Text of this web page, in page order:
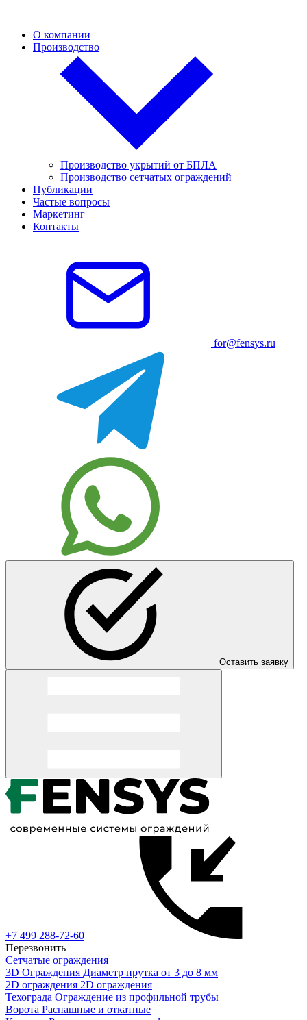
О компании
Производство
Производство укрытий от БПЛА
Производство сетчатых ограждений
Публикации
Частые вопросы
Маркетинг
Контакты
for@fensys.ru
Оставить заявку
+7 499 288-72-60
Перезвонить
Сетчатые ограждения
3D Ограждения Диаметр прутка от 3 до 8 мм
2D ограждения 2D ограждения
Техограда Ограждение из профильной трубы
Ворота Распашные и откатные